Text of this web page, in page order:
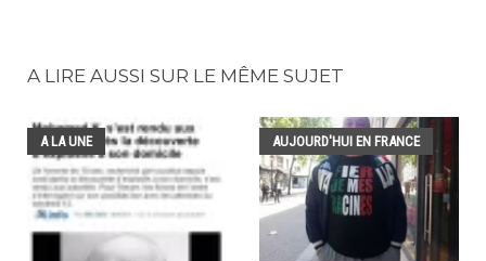
A LIRE AUSSI SUR LE MÊME SUJET
A LA UNE AUJOURD'HUI EN FRANCE